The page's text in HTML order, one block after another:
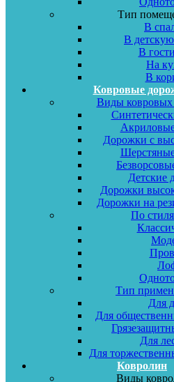
Тип
В
В
В
На
В
Ковровые
Виды ковровых
Дорожки с
Детские
Дорожки
Дорожки на
По
Тип
Для
Для
Для
Для
Ковролин
Виды